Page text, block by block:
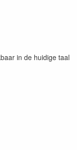
in de huidige taal